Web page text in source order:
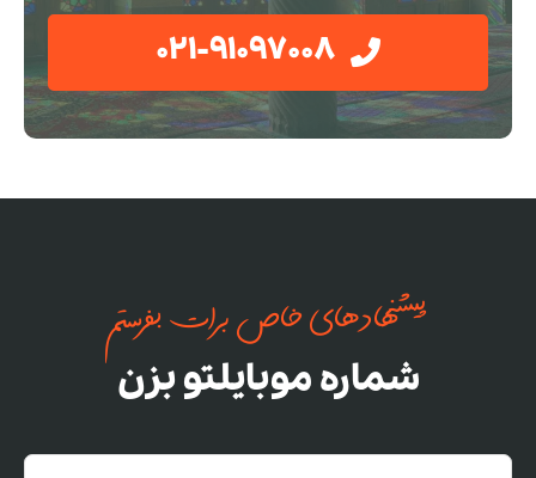
021-91097008
پیشنهادهای خاص برات بفرستم
شماره موبایلتو بزن